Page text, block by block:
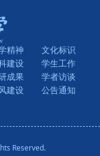
精神
文化标识
建设
学生工作
成果
学者访谈
建设
公告通知
Reserved.